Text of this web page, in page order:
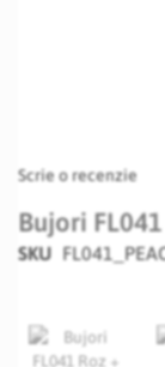
Scrie o recenzie
Bujori
SKU